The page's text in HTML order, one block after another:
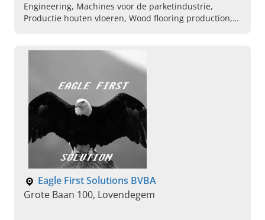
Engineering, Machines voor de parketindustrie,
Productie houten vloeren, Wood flooring production,
Eagle First Solutions BVBA
Grote Baan 100, Lovendegem